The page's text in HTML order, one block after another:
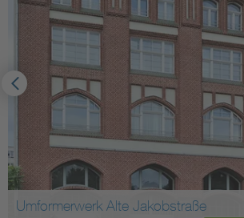
Umformerwerk Alte Jakobstraße